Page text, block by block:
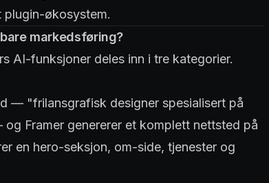
plugin-økosystem.
markedsføring?
AI-funksjoner deles inn i tre kategorier.
— "frilansgrafisk designer spesialisert på
Framer genererer et komplett nettsted på
en hero-seksjon, om-side, tjenester og